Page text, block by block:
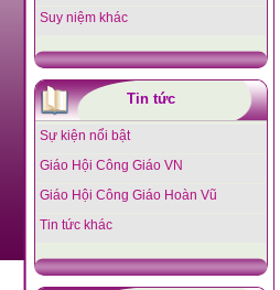
Suy niệm khác
Tin tức
Sự kiện nổi bật
Giáo Hội Công Giáo VN
Giáo Hội Công Giáo Hoàn Vũ
Tin tức khác